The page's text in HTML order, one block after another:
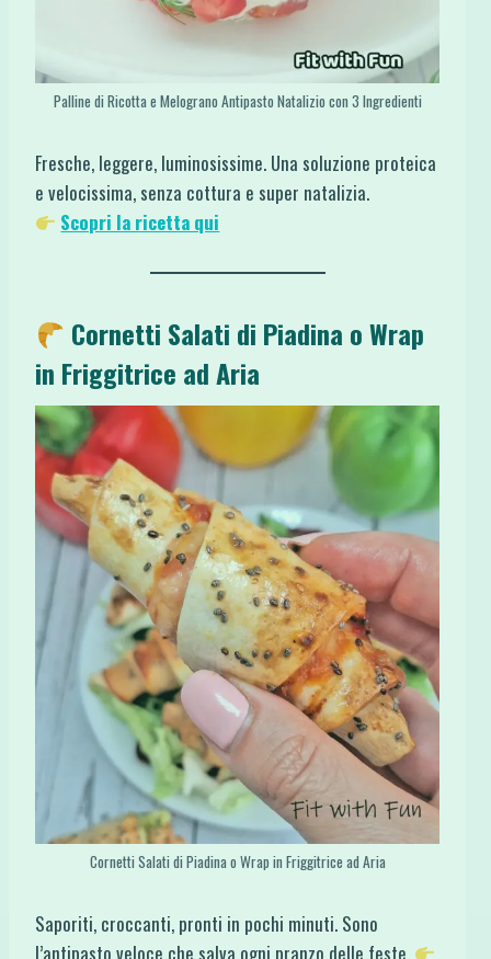
Palline di Ricotta e Melograno Antipasto Natalizio con 3 Ingredienti
Fresche, leggere, luminosissime. Una soluzione proteica
e velocissima, senza cottura e super natalizia.
Scopri la ricetta qui
Cornetti Salati di Piadina o Wrap
in Friggitrice ad Aria
Cornetti Salati di Piadina o Wrap in Friggitrice ad Aria
Saporiti, croccanti, pronti in pochi minuti. Sono
l’antipasto veloce che salva ogni pranzo delle feste.